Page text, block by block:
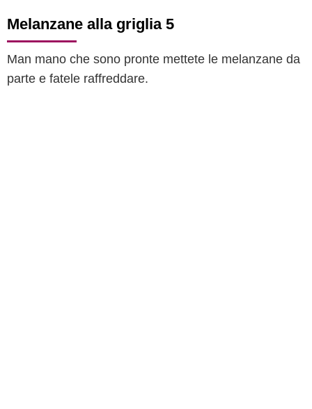
Melanzane alla griglia 5
Man mano che sono pronte mettete le melanzane da
parte e fatele raffreddare.